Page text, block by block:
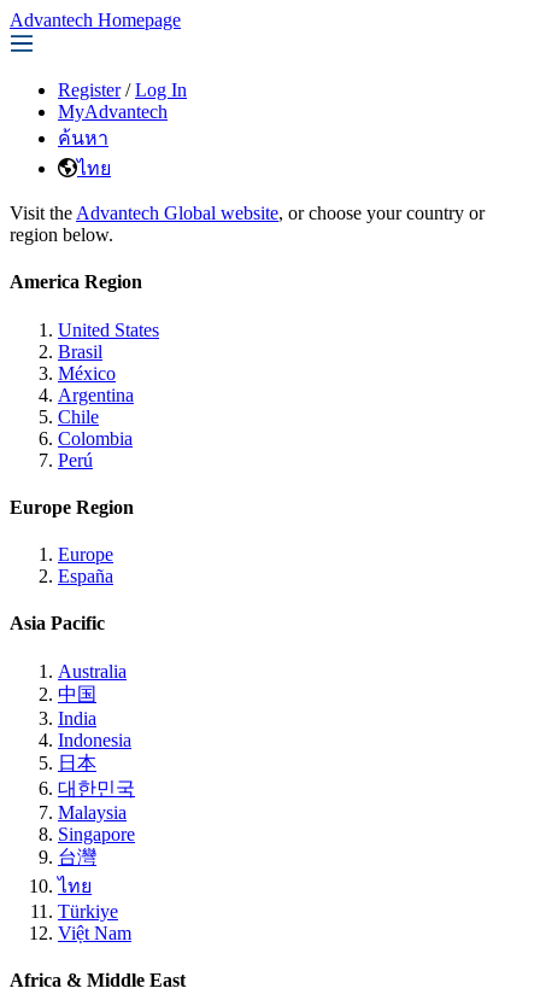
Advantech Homepage
Register / Log In
MyAdvantech
ค้นหา
ไทย
Visit the Advantech Global website, or choose your country or
region below.
America Region
United States
Brasil
México
Argentina
Chile
Colombia
Perú
Europe Region
Europe
España
Asia Pacific
Australia
中国
India
Indonesia
日本
대한민국
Malaysia
Singapore
台灣
ไทย
Türkiye
Việt Nam
Africa & Middle East